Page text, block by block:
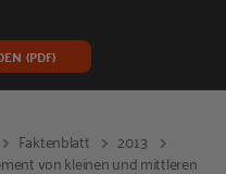
(PDF)
Faktenblatt
2013
von kleinen und mittleren